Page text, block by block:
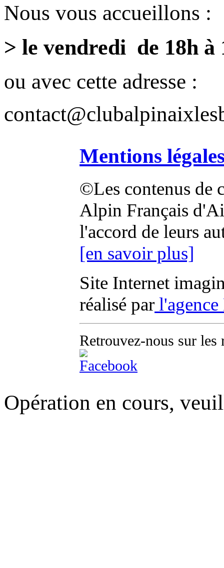
Nous vous accueillons :
> le vendredi de 18h à
ou avec cette adresse :
Mentions
©Les contenus de
Alpin Français
l'accord de leurs
[en savoir plus]
Site Internet
réalisé par
Retrouvez-nous sur les
Opération en cours,